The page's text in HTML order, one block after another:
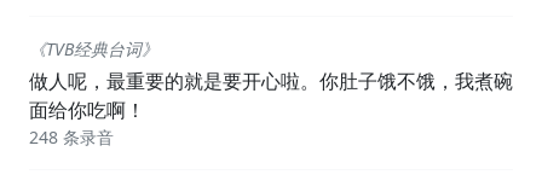
《TVB经典台词》
做人呢，最重要的就是要开心啦。你肚子饿不饿，我煮碗
面给你吃啊！
248 条录音